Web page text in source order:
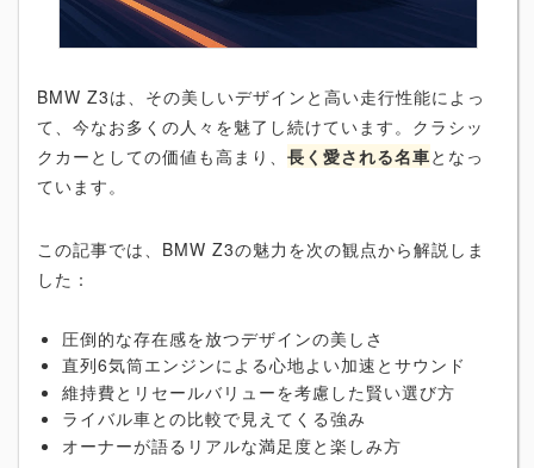
BMW Z3は、その美しいデザインと高い走行性能によっ
て、今なお多くの人々を魅了し続けています。クラシッ
クカーとしての価値も高まり、 長く愛される名車となっ
ています。
この記事では、BMW Z3の魅力を次の観点から解説しま
した：
圧倒的な存在感を放つデザインの美しさ
直列6気筒エンジンによる心地よい加速とサウンド
維持費とリセールバリューを考慮した賢い選び方
ライバル車との比較で見えてくる強み
オーナーが語るリアルな満足度と楽しみ方